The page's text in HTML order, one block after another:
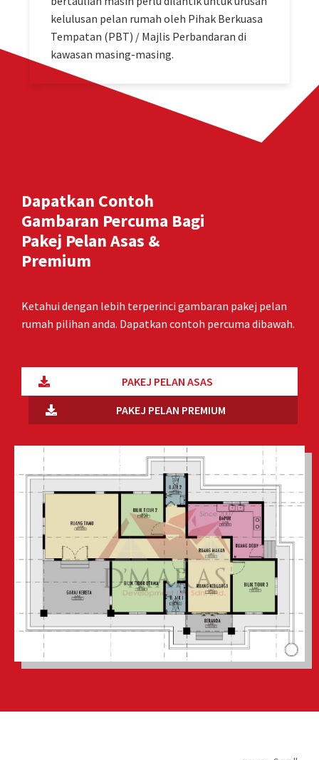
kelulusan pelan rumah oleh Pihak Berkuasa
Tempatan (PBT) / Majlis Perbandaran di
kawasan masing-masing.
Dapatkan Contoh
Gambaran Percuma Bagi
Pakej Pelan Asas &
Premium
Ketahui dengan lebih terperinci gambaran pakej pelan
rumah pilihan anda. Dapatkan contoh percuma dibawah.
PAKEJ PELAN ASAS
PAKEJ PELAN PREMIUM